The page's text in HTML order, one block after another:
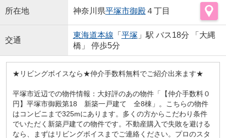
所在地 神奈川県平塚市御殿４丁目
交通
東海道本線 「 平塚 」駅 バス18分 「大縄
橋」 停歩5分
★リビングボイスなら★仲介手数料無料でご紹介出来ます★
平塚市近辺での物件情報：大好評のあの物件「【仲介手数料０
円】平塚市御殿第18 新築一戸建て 全8棟」。こちらの物件
はコンビニまで325mにあります。多くの方からこだわり条件
でいただく新築戸建ての物件です。不動産購入で失敗を避ける
なら、まずはリビングボイスまでご連絡ください。プロのスタ